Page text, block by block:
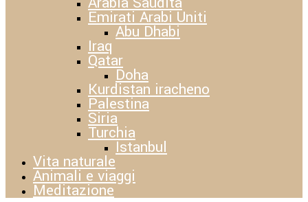
Emirati Arabi Uniti
Abu Dhabi
Iraq
Qatar
Doha
Kurdistan iracheno
Palestina
Siria
Turchia
Istanbul
Vita naturale
Animali e viaggi
Meditazione